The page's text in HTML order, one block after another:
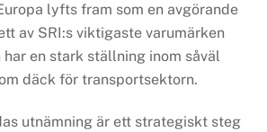
lyfts fram som en avgörande
av SRI:s viktigaste varumärken
har en stark ställning inom såväl
däck för transportsektorn.
utnämning är ett strategiskt steg